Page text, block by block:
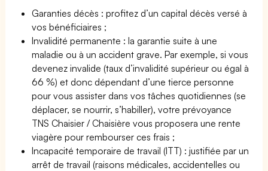
Garanties décès : profitez d’un capital décès versé à
vos bénéficiaires ;
Invalidité permanente : la garantie suite à une
maladie ou à un accident grave. Par exemple, si vous
devenez invalide (taux d’invalidité supérieur ou égal à
66 %) et donc dépendant d’une tierce personne
pour vous assister dans vos tâches quotidiennes (se
déplacer, se nourrir, s’habiller), votre prévoyance
TNS Chaisier / Chaisière vous proposera une rente
viagère pour rembourser ces frais ;
Incapacité temporaire de travail (ITT) : justifiée par un
arrêt de travail (raisons médicales, accidentelles ou